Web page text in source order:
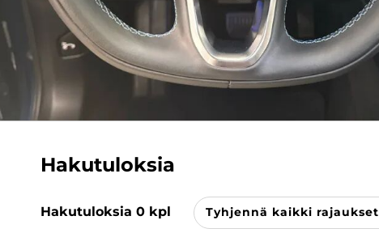
Hakutuloksia
Hakutuloksia 0 kpl Tyhjennä kaikki rajaukset